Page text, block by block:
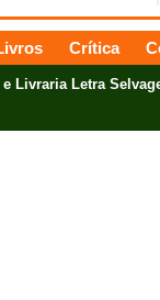
Crítica
Livraria Letra